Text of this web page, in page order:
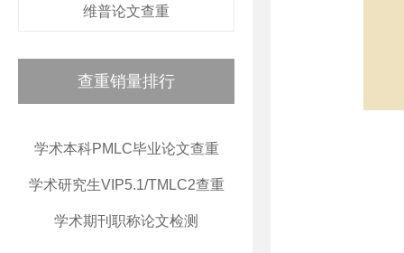
维普论文查重
查重销量排行
学术本科PMLC毕业论文查重
学术研究生VIP5.1/TMLC2查重
学术期刊职称论文检测